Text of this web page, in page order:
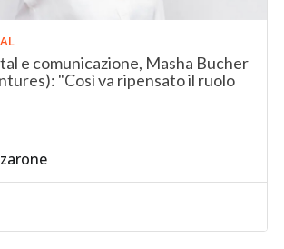
e comunicazione, Masha Bucher
"Così va ripensato il ruolo